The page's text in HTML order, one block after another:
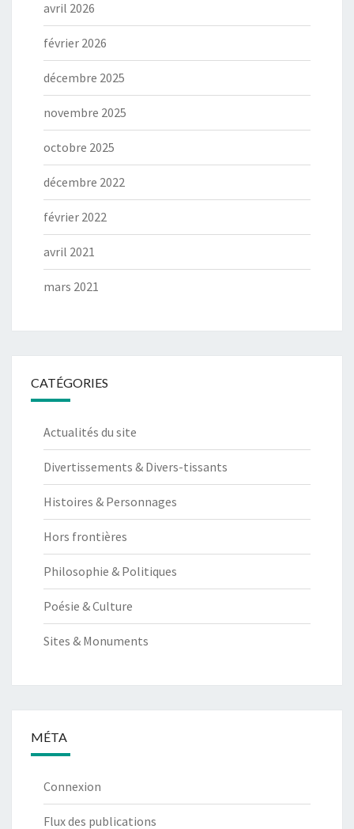
avril 2026
février 2026
décembre 2025
novembre 2025
octobre 2025
décembre 2022
février 2022
avril 2021
mars 2021
CATÉGORIES
Actualités du site
Divertissements & Divers-tissants
Histoires & Personnages
Hors frontières
Philosophie & Politiques
Poésie & Culture
Sites & Monuments
MÉTA
Connexion
Flux des publications